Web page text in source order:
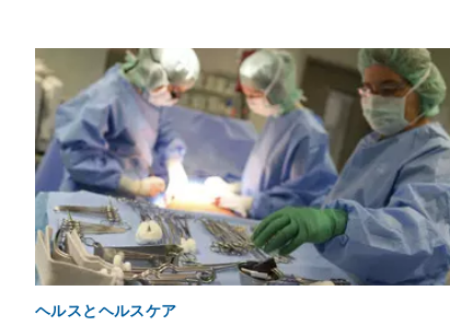
ヘルスとヘルスケア